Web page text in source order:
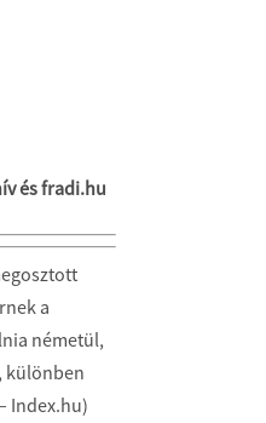
és fradi.hu
a
németül,
különben
Index.hu)